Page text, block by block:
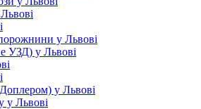
у Львові
УЗД) у Львові
у Львові
у Львові